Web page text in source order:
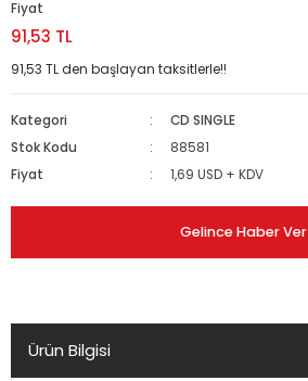
Fiyat
91,53 TL
91,53 TL den başlayan taksitlerle!!
Kategori
CD SINGLE
Stok Kodu
88581
Fiyat
1,69 USD + KDV
Gelince Haber Ver
Ürün Bilgisi